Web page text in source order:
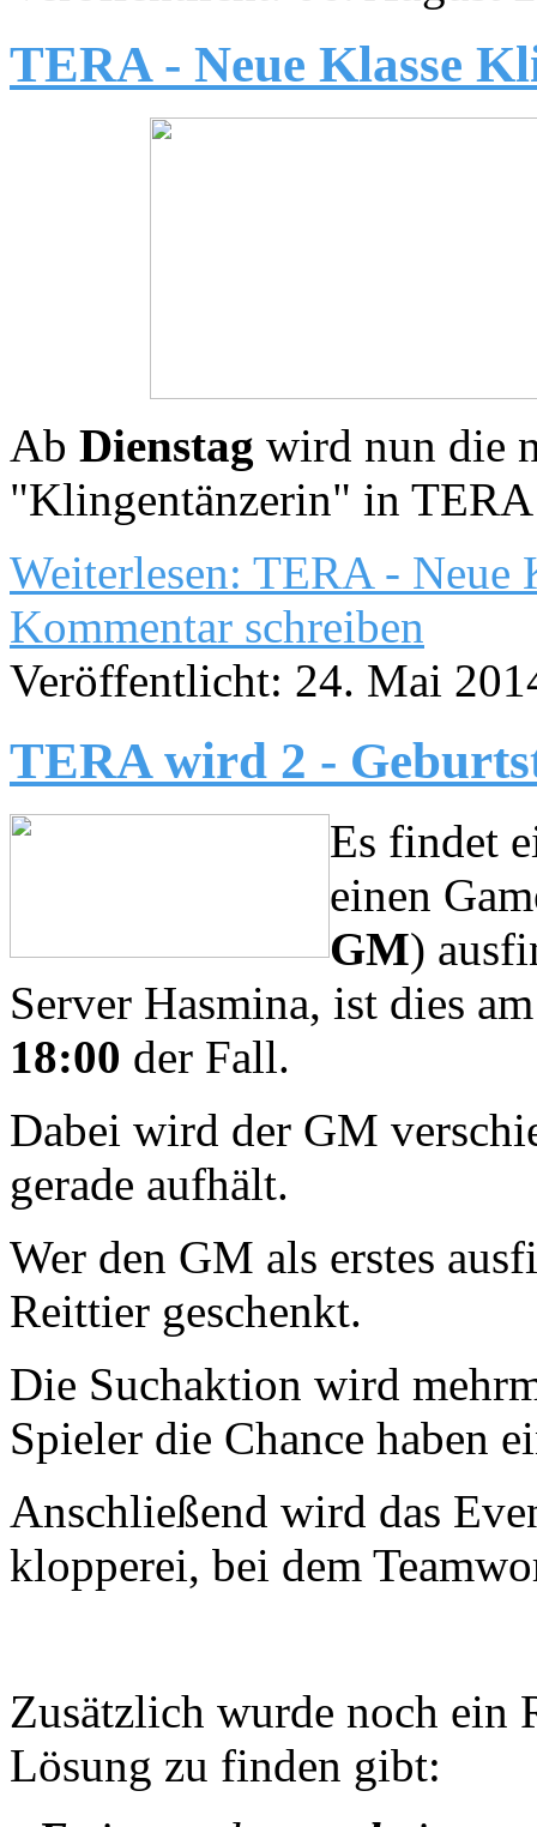
TERA - Neue Klasse
Ab Dienstag wird nun die
"Klingentänzerin" in
Weiterlesen: TERA - Neue
Kommentar schreiben
Veröffentlicht: 24. Mai
TERA wird 2 -
Es findet
einen
GM)
Server Hasmina, ist dies
18:00 der Fall.
Dabei wird der GM
gerade aufhält.
Wer den GM als erstes
Reittier geschenkt.
Die Suchaktion wird
Spieler die Chance haben
Anschließend wird das
klopperei, bei dem
Zusätzlich wurde noch ein
Lösung zu finden gibt: